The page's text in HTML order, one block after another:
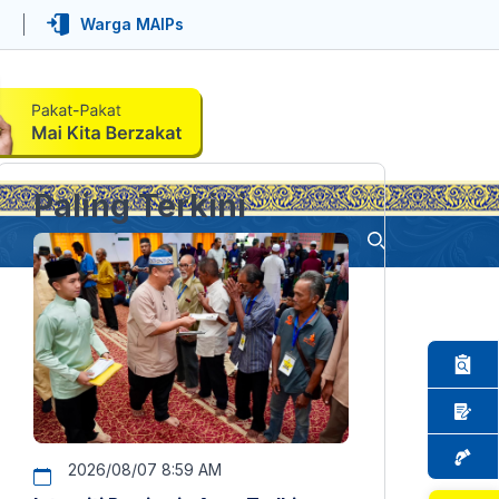
Warga MAIPs
Paling Terkini
2026/08/07 8:59 AM